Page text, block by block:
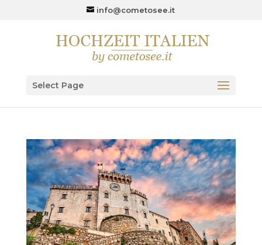
info@cometosee.it
Select Page